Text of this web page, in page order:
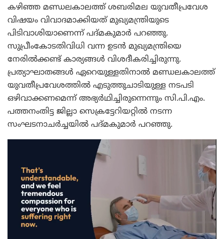
കഴിഞ്ഞ മണ്ഡലകാലത്ത് ശബരിമല യുവതീപ്രവേശ
വിഷയം വിവാദമാക്കിയത് മുഖ്യമന്ത്രിയുടെ
പിടിവാശിയാണെന്ന് പദ്മകുമാര്‍ പറഞ്ഞു.
സുപ്രീംകോടതിവിധി വന്ന ഉടന്‍ മുഖ്യമന്ത്രിയെ
നേരില്‍ക്കണ്ട് കാര്യങ്ങള്‍ വിശദീകരിച്ചിരുന്നു.
പ്രത്യാഘാതങ്ങള്‍ ഏറെയുള്ളതിനാല്‍ മണ്ഡലകാലത്ത്
യുവതീപ്രവേശത്തില്‍ എടുത്തുചാടിയുള്ള നടപടി
ഒഴിവാക്കണമെന്ന് അഭ്യര്‍ഥിച്ചിരുന്നെന്നും സി.പി.എം.
പത്തനംതിട്ട ജില്ലാ സെക്രട്ടേറിയറ്റില്‍ നടന്ന
സംഘടനാചര്‍ച്ചയില്‍ പദ്മകുമാര്‍ പറഞ്ഞു.